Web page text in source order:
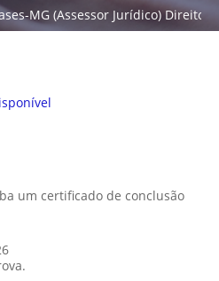
MG (Assessor Jurídico) Direito
um certificado de conclusão